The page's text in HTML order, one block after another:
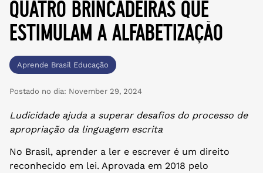
quatro brincadeiras que
estimulam a alfabetização
Aprende Brasil Educação
Postado no dia: November 29, 2024
Ludicidade ajuda a superar desafios do processo de
apropriação da linguagem escrita
No Brasil, aprender a ler e escrever é um direito
reconhecido em lei. Aprovada em 2018 pelo